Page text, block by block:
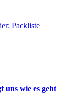
Packliste
uns wie es geht